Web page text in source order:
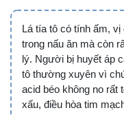
Lá tía tô có tính ấm,
trong nấu ăn mà còn
lý. Người bị huyết áp
tô thường xuyên vì
acid béo không no rất
xấu, điều hòa tim